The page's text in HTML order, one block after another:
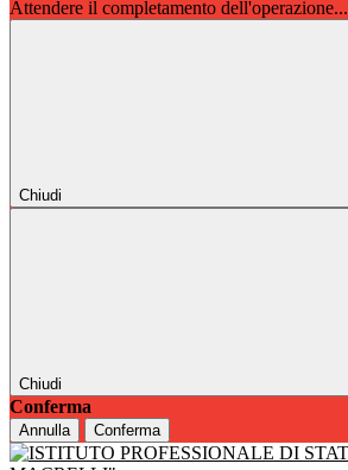
Attendere il completamento dell'operazione...
Chiudi
Chiudi
Conferma
Annulla Conferma